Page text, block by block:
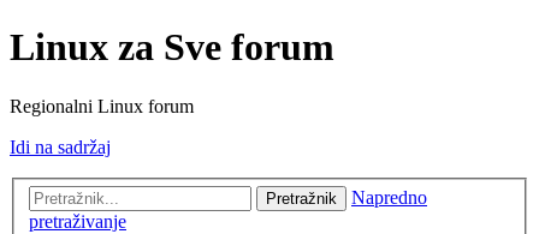
Linux za Sve forum
Regionalni Linux forum
Idi na sadržaj
Pretražnik
Napredno
pretraživanje